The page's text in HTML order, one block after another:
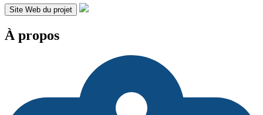
Site Web du projet
À propos